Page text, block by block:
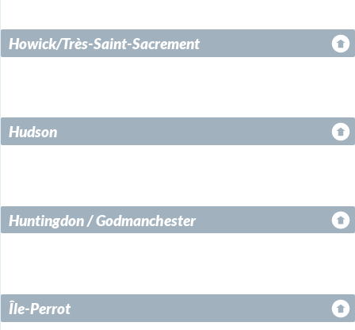
Howick/Très-Saint-Sacrement
Hudson
Huntingdon / Godmanchester
Île-Perrot